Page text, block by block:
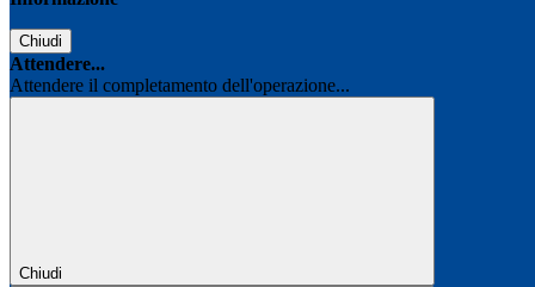
Chiudi
Attendere...
Attendere il completamento dell'operazione...
Chiudi